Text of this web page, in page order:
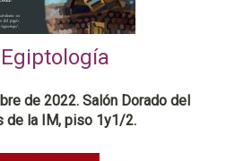
de 2022. Salón Dorado del
de la IM, piso 1y1/2.